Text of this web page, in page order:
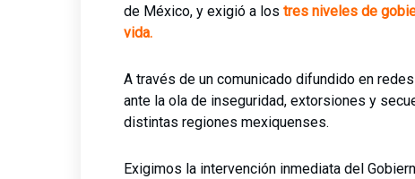
de México, y exigió a los tres niveles de
vida.
A través de un comunicado difundido en
ante la ola de inseguridad, extorsiones y
distintas regiones mexiquenses.
Exigimos la intervención inmediata del